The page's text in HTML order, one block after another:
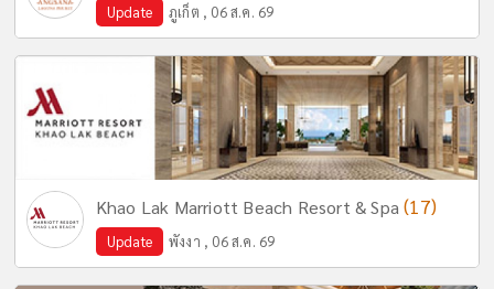
Update ภูเก็ต , 06 ส.ค. 69
Khao Lak Marriott Beach Resort & Spa(17)
Update พังงา , 06 ส.ค. 69